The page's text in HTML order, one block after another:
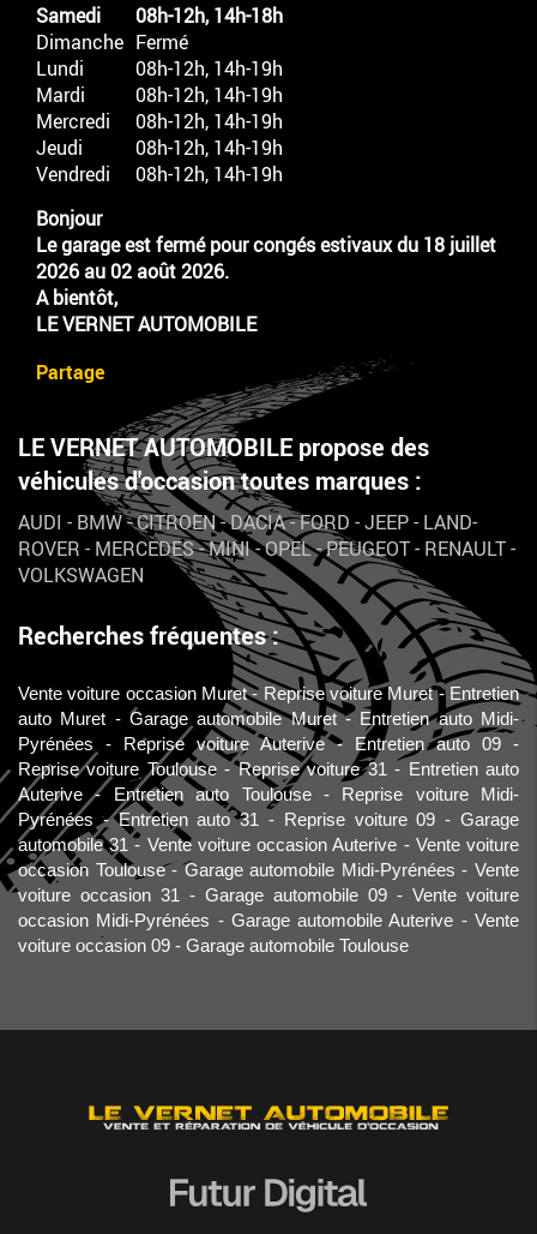
Samedi
08h-12h, 14h-18h
Dimanche Fermé
Lundi
08h-12h, 14h-19h
Mardi
08h-12h, 14h-19h
Mercredi
08h-12h, 14h-19h
Jeudi
08h-12h, 14h-19h
Vendredi
08h-12h, 14h-19h
Bonjour
Le garage est fermé pour congés estivaux du 18 juillet
2026 au 02 août 2026.
A bientôt,
LE VERNET AUTOMOBILE
Partage
LE VERNET AUTOMOBILE propose des
véhicules d'occasion toutes marques :
AUDI - BMW-CITROEN-DACIA-FORD -JEEP- LAND-
ROVER - MERCEDES-MINI-OPEL-PEUGEOT- RENAULT-
VOLKSWAGEN
Recherches fréquentes :
Vente voiture occasion Muret Reprise voiture Muret
Entretien
auto Muret
Garage automobile Muret
Entretien auto Midi-
Pyrénées
Reprise voiture Auterive
Entretien auto 09
Reprise voiture Toulouse
Reprise voiture 31
Entretien auto
Auterive
Entretien auto Toulouse
Reprise voiture Midi-
Pyrénées
Entretien auto 31 Reprise voiture 09
Garage
automobile 31
Vente voiture occasion Auterive
Vente voiture
occasion Toulouse
Garage automobile Midi-Pyrénées
Vente
voiture occasion 31
Garage automobile 09
Vente voiture
occasion Midi-Pyrénées
Garage automobile Auterive
Vente
voiture occasion 09
Garage automobile Toulouse